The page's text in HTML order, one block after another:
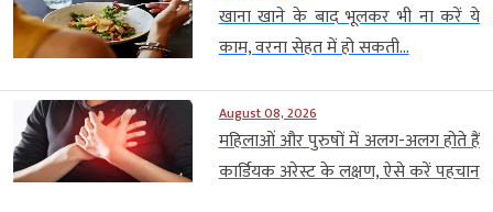
खाना खाने के बाद भूलकर भी ना करें ये
काम, वरना सेहत में हो सकती...
August 08, 2026
महिलाओं और पुरुषों में अलग-अलग होते हैं
कार्डियक अरेस्ट के लक्षण, ऐसे करें पहचान